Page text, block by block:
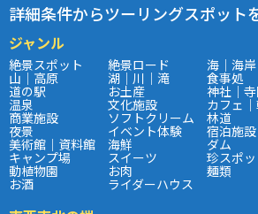
詳細条件からツーリングスポット
ジャンル
絶景スポット 絶景ロード 海｜海
山｜高原 湖｜川｜滝 食事処
道の駅 お土産 神社｜
温泉 文化施設 カフェ
商業施設 ソフトクリーム 林道
夜景 イベント体験 宿泊施設
美術館｜資料館 海鮮 ダム
キャンプ場 スイーツ 珍スポッ
動植物園 お肉 麺類
お酒 ライダーハウス